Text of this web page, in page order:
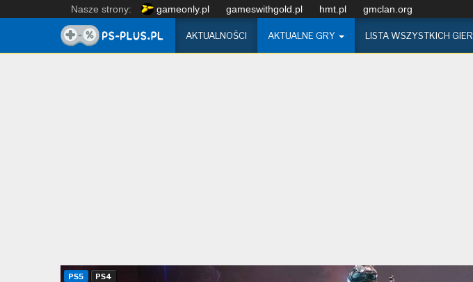
Nasze strony: gameonly.pl gameswithgold.pl hmt.pl gmclan.org
AKTUALNOŚCI AKTUALNE GRY LISTA WSZYSTKICH GIER
PS5 PS4